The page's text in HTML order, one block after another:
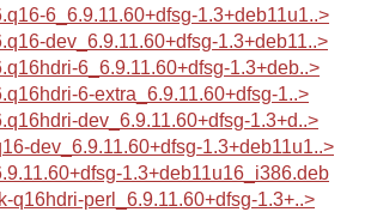
6_6.9.11.60+dfsg-1.3+deb11u1..>
dev_6.9.11.60+dfsg-1.3+deb11..>
6_6.9.11.60+dfsg-1.3+deb..>
6-extra_6.9.11.60+dfsg-1..>
dev_6.9.11.60+dfsg-1.3+d..>
dev_6.9.11.60+dfsg-1.3+deb11u1..>
1.3+deb11u16_i386.deb
q16hdri-perl_6.9.11.60+dfsg-1.3+..>